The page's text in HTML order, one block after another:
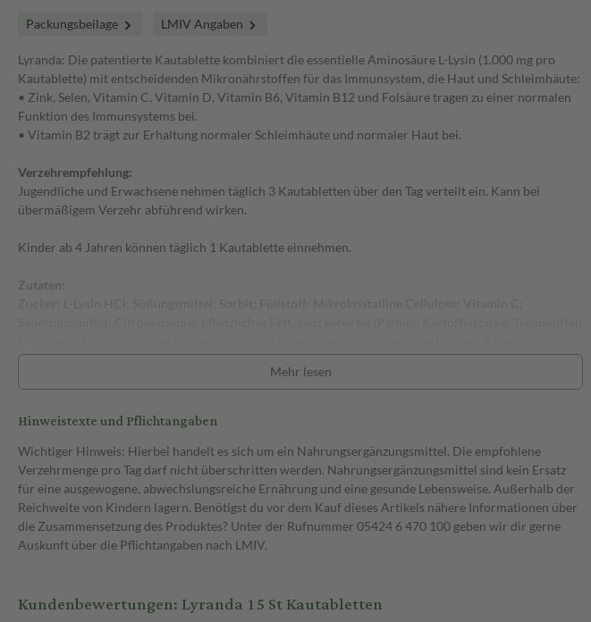
Packungsbeilage LMIV Angaben
Lyranda: Die patentierte Kautablette kombiniert die essentielle Aminosäure L-Lysin (1.000 mg pro
Kautablette) mit entscheidenden Mikronährstoffen für das Immunsystem, die Haut und Schleimhäute:
• Zink, Selen, Vitamin C, Vitamin D, Vitamin B6, Vitamin B12 und Folsäure tragen zu einer normalen
Funktion des Immunsystems bei.
• Vitamin B2 trägt zur Erhaltung normaler Schleimhäute und normaler Haut bei.
Verzehrempfehlung:
Jugendliche und Erwachsene nehmen täglich 3 Kautabletten über den Tag verteilt ein. Kann bei
übermäßigem Verzehr abführend wirken.
Kinder ab 4 Jahren können täglich 1 Kautablette einnehmen.
Zutaten:
Zinkcitrat; Süßungsmittel: Steviolglycoside aus Stevia; Riboflavin; Vitamin B6; Vitamin B12; Citrus-
Bioflavonoide; Folsäure; Natriumselenat; Vitamin D.
Hinweis:
Mehr lesen
Hinweistexte und Pflichtangaben
Wichtiger Hinweis: Hierbei handelt es sich um ein Nahrungsergänzungsmittel. Die empfohlene
Verzehrmenge pro Tag darf nicht überschritten werden. Nahrungsergänzungsmittel sind kein Ersatz
für eine ausgewogene, abwechslungsreiche Ernährung und eine gesunde Lebensweise. Außerhalb der
Reichweite von Kindern lagern. Benötigst du vor dem Kauf dieses Artikels nähere Informationen über
die Zusammensetzung des Produktes? Unter der Rufnummer 05424 6 470 100 geben wir dir gerne
Auskunft über die Pflichtangaben nach LMIV.
Kundenbewertungen: Lyranda 15 St Kautabletten